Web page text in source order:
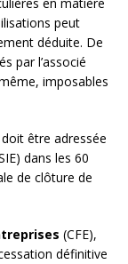
peut
déduite. De
par l’associé
imposables
doit être adressée
dans les 60
de clôture de
(CFE),
définitive